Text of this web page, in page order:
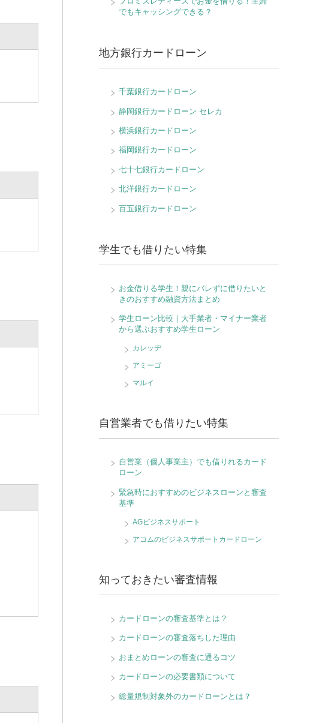
でもキャッシングできる？
地方銀行カードローン
千葉銀行カードローン
静岡銀行カードローン セレカ
横浜銀行カードローン
福岡銀行カードローン
七十七銀行カードローン
北洋銀行カードローン
百五銀行カードローン
学生でも借りたい特集
お金借りる学生！親にバレずに借りたいと
きのおすすめ融資方法まとめ
学生ローン比較｜大手業者・マイナー業者
から選ぶおすすめ学生ローン
カレッヂ
アミーゴ
マルイ
自営業者でも借りたい特集
自営業（個人事業主）でも借りれるカード
ローン
緊急時におすすめのビジネスローンと審査
基準
AGビジネスサポート
アコムのビジネスサポートカードローン
知っておきたい審査情報
カードローンの審査基準とは？
カードローンの審査落ちした理由
おまとめローンの審査に通るコツ
カードローンの必要書類について
総量規制対象外のカードローンとは？